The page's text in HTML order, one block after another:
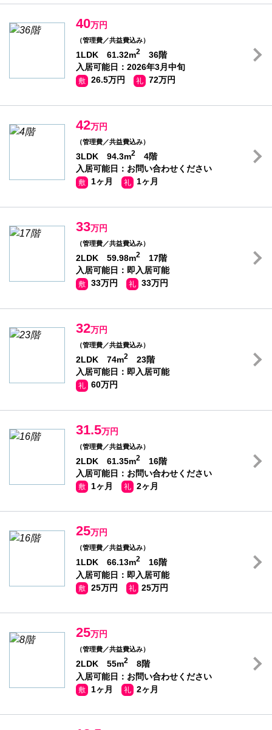
40万円
（管理費／共益費込み）
1LDK 61.32m2
36階
入居可能日：2026年3月中旬
敷 26.5万円 礼 72万円
42万円
（管理費／共益費込み）
3LDK 94.3m2
4階
入居可能日：お問い合わせください
敷 1ヶ月 礼 1ヶ月
33万円
（管理費／共益費込み）
2LDK 59.98m2
17階
入居可能日：即入居可能
敷 33万円 礼 33万円
32万円
（管理費／共益費込み）
2LDK 74m2
23階
入居可能日：即入居可能
礼 60万円
31.5万円
（管理費／共益費込み）
2LDK 61.35m2
16階
入居可能日：お問い合わせください
敷 1ヶ月 礼 2ヶ月
25万円
（管理費／共益費込み）
1LDK 66.13m2
16階
入居可能日：即入居可能
敷 25万円 礼 25万円
25万円
（管理費／共益費込み）
2LDK 55m2
8階
入居可能日：お問い合わせください
敷 1ヶ月 礼 2ヶ月